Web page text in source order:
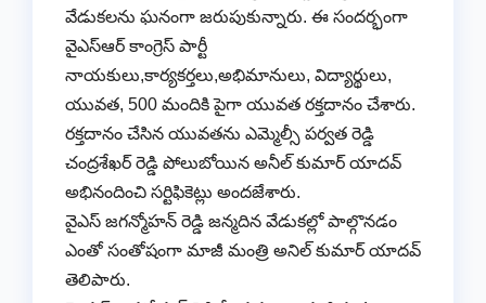
వేడుకలను ఘనంగా జరుపుకున్నారు. ఈ సందర్భంగా
వైఎస్ఆర్ కాంగ్రెస్ పార్టీ
నాయకులు,కార్యకర్తలు,అభిమానులు, విద్యార్థులు,
యువత, 500 మందికి పైగా యువత రక్తదానం చేశారు.
రక్తదానం చేసిన యువతను ఎమ్మెల్సీ పర్వత రెడ్డి
చంద్రశేఖర్ రెడ్డి పోలుబోయిన అనీల్ కుమార్ యాదవ్
అభినందించి సర్టిఫికెట్లు అందజేశారు.
వైఎస్ జగన్మోహన్ రెడ్డి జన్మదిన వేడుకల్లో పాల్గొనడం
ఎంతో సంతోషంగా మాజీ మంత్రి అనిల్ కుమార్ యాదవ్
తెలిపారు.